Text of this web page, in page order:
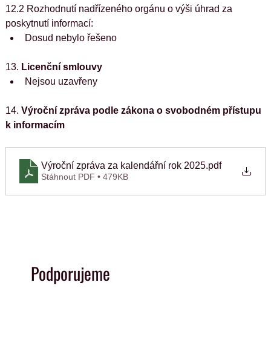
12.2 Rozhodnutí nadřízeného orgánu o výši úhrad za
poskytnutí informací:
Dosud nebylo řešeno
13. Licenční smlouvy
Nejsou uzavřeny
14. Výroční zpráva podle zákona o svobodném přístupu
k informacím
Výroční zpráva za kalendářní rok 2025.pdf
Stáhnout PDF • 479KB
Podporujeme